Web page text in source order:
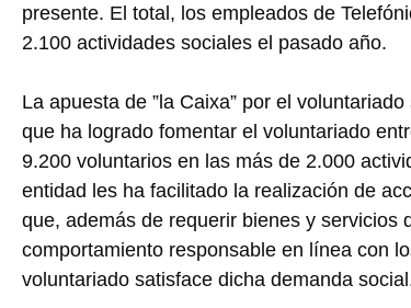
presente. El total, los empleados de
2.100 actividades sociales el pasado año.
La apuesta de ”la Caixa” por el
que ha logrado fomentar el voluntariado
9.200 voluntarios en las más de 2.000
entidad les ha facilitado la realización de
que, además de requerir bienes y servicios
comportamiento responsable en línea con
voluntariado satisface dicha demanda